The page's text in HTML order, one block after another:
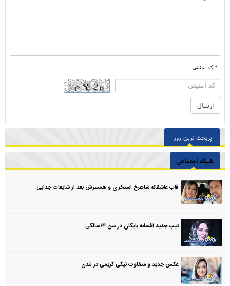
* کد امنیتی
پربحث ترین روز
شبکه اجتماعی
قاب عاشقانه شاهرخ استخری و همسرش بعد از شایعات جدایی
تیپ جدید افسانه بایگان در سن ۶۴سالگی
عکس جدید و متفاوت نیکی کریمی در لندن